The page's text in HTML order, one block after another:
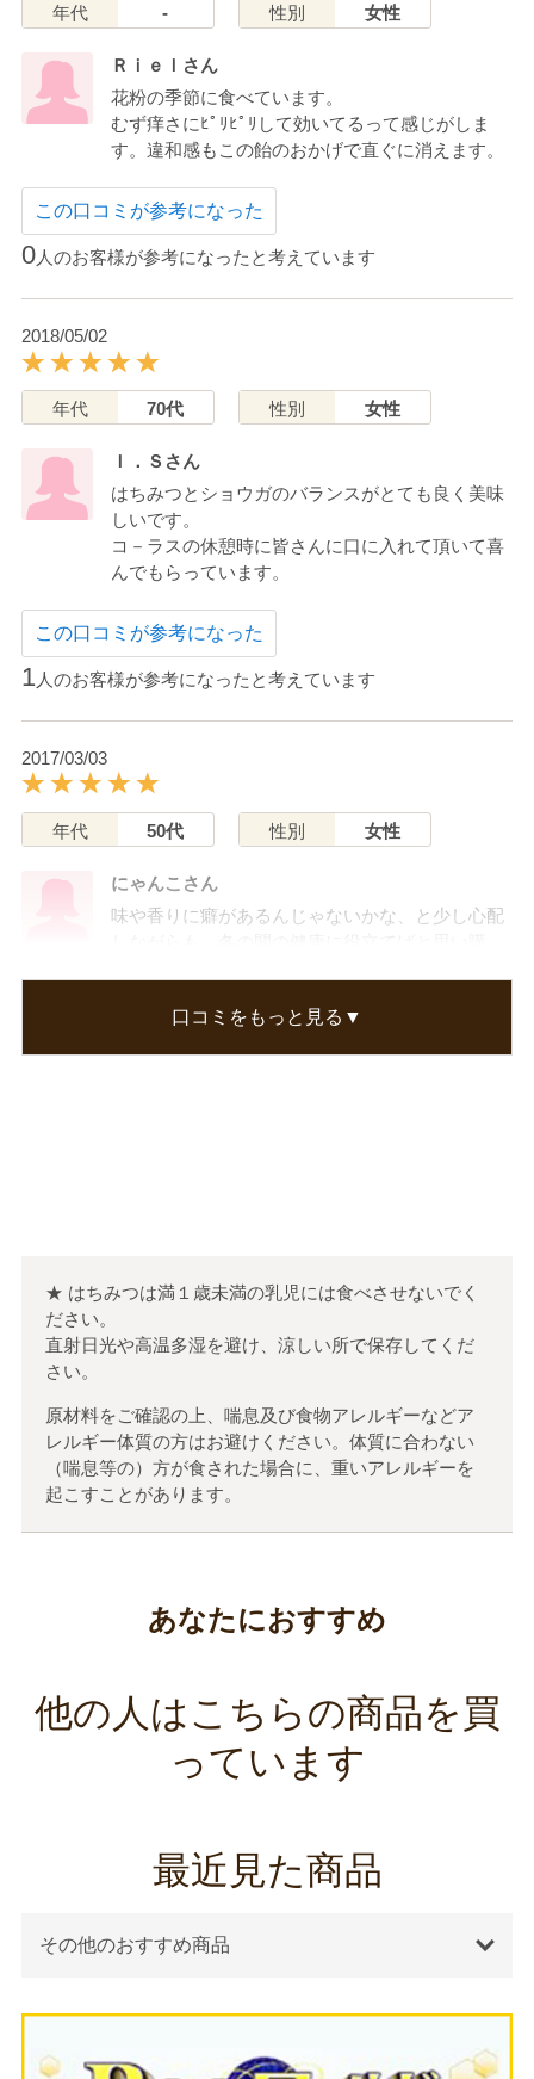
年代 - 性別 女性
Ｒｉｅｌさん
花粉の季節に食べています。
むず痒さにﾋﾟﾘﾋﾟﾘして効いてるって感じがしま
す。違和感もこの飴のおかげで直ぐに消えます。
この口コミが参考になった
0人のお客様が参考になったと考えています
2018/05/02
年代 70代 性別 女性
Ｉ．Ｓさん
はちみつとショウガのバランスがとても良く美味
しいです。
コ－ラスの休憩時に皆さんに口に入れて頂いて喜
んでもらっています。
この口コミが参考になった
1 人のお客様が参考になったと考えています
2017/03/03
年代 50代 性別 女性
にゃんこさん
味や香りに癖があるんじゃないかな、と少し心配
無事に冬を乗り切りました。
口コミをもっと見る▼
★ はちみつは満１歳未満の乳児には食べさせないでく
ださい。
直射日光や高温多湿を避け、涼しい所で保存してくだ
さい。
原材料をご確認の上、喘息及び食物アレルギーなどア
レルギー体質の方はお避けください。体質に合わない
（喘息等の）方が食された場合に、重いアレルギーを
起こすことがあります。
あなたにおすすめ
他の人はこちらの商品を買
っています
最近見た商品
その他のおすすめ商品